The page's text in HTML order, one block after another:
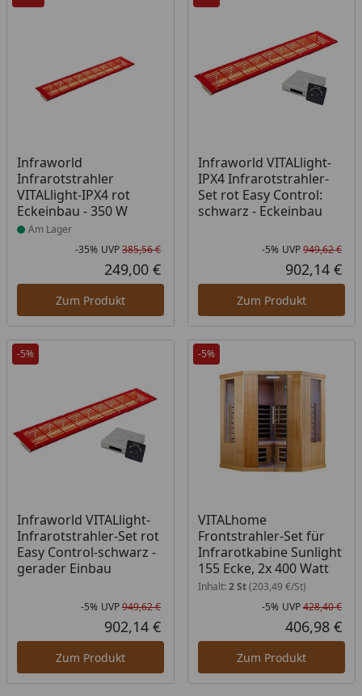
Infraworld
Infrarotstrahler
VITALlight-IPX4 rot
Eckeinbau - 350 W
Produkt am Lager
Am Lager
Rabatt in Prozent
-35%
Ursprünglicher Preis
UVP385,56 €
Aktueller Preis
249,00 €
Zum Produkt
Infraworld VITALlight-
IPX4 Infrarotstrahler-
Set rot Easy Control:
schwarz - Eckeinbau
-5% UVP949,62 €
902,14 €
Zum Produkt
-5%
Infraworld VITALlight-
Infrarotstrahler-Set rot
Easy Control-schwarz -
gerader Einbau
Rabatt in Prozent
-5%
Ursprünglicher Preis
UVP949,62 €
Aktueller Preis
902,14 €
Zum Produkt
-5%
VITALhome
Frontstrahler-Set für
Infrarotkabine Sunlight
155 Ecke, 2x 400 Watt
Inhalt: 2 St(203,49 €/St)
-5% UVP428,40 €
406,98 €
Zum Produkt